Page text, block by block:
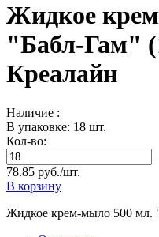
Жидкое
"Бабл-Гам"
Креалайн
Наличие :
В упаковке: 18 шт.
Кол-во:
78.85 руб./шт.
В корзину
Жидкое крем-мыло 500 мл.